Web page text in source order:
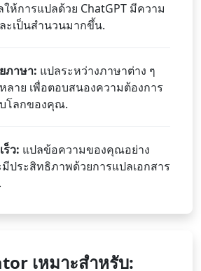
ห้การแปลด้วย ChatGPT มีความ
ะเป็นสำนวนมากขึ้น.
ภาษา: แปลระหว่างภาษาต่าง ๆ
ลาย เพื่อตอบสนองความต้องการ
โลกของคุณ.
ร็ว: แปลข้อความของคุณอย่าง
มีประสิทธิภาพด้วยการแปลเอกสาร
เหมาะสำหรับ: